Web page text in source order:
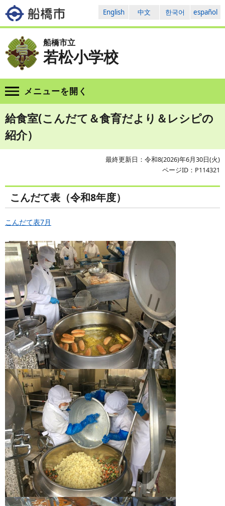
English 中文 한국어 español
船橋市立
若松小学校
メニューを開く
給食室(こんだて＆食育だより＆レシピの
紹介）
最終更新日：令和8(2026)年6月30日(火)
ページID：P114321
こんだて表（令和8年度）
こんだて表7月